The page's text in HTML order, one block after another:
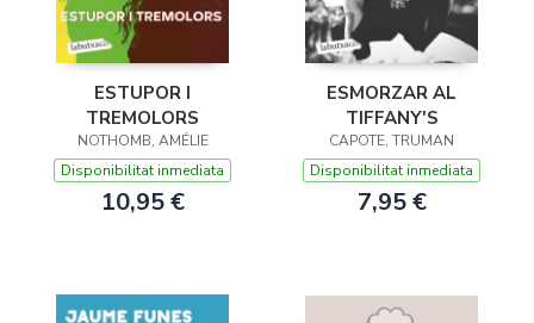
ESTUPOR I
TREMOLORS
NOTHOMB, AMÉLIE
Disponibilitat inmediata
10,95 €
ESMORZAR AL
TIFFANY'S
CAPOTE, TRUMAN
Disponibilitat inmediata
7,95 €